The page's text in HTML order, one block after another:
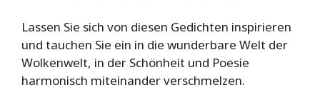
Lassen Sie sich von diesen Gedichten inspirieren
und tauchen Sie ein in die wunderbare Welt der
Wolkenwelt, in der Schönheit und Poesie
harmonisch miteinander verschmelzen.